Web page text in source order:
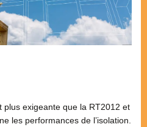
plus exigeante que la RT2012 et
les performances de l’isolation.